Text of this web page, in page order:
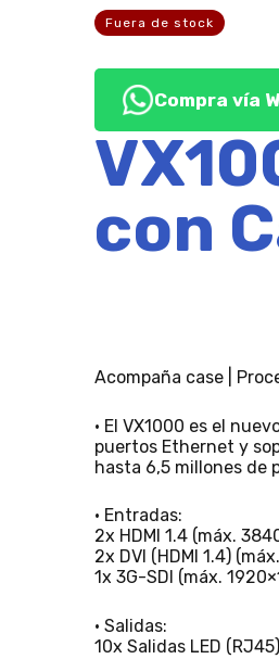
Fuera de stock
Compra vía
con
Acompaña case |
• El VX1000 es el
puertos Ethernet y
hasta 6,5 millones de
• Entradas:
2x HDMI 1.4 (máx.
2x DVI (HDMI 1.4)
1x 3G-SDI (máx.
• Salidas:
10x Salidas LED (RJ45)